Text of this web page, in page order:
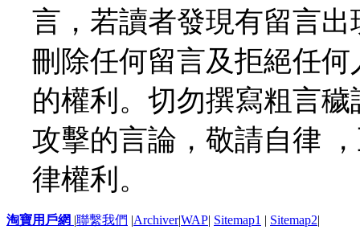
言，若讀者發現有留言
刪除任何留言及拒絕任
的權利。切勿撰寫粗言
攻擊的言論，敬請自律
律權利。
淘寶用戶網 |聯繫我們 |Archiver|WAP| Sitemap1 | Sitemap2|